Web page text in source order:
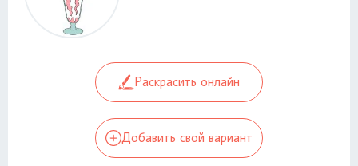
Раскрасить онлайн
Добавить свой вариант